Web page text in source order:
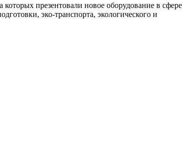
презентовали новое оборудование в сфере
эко-транспорта, экологического и